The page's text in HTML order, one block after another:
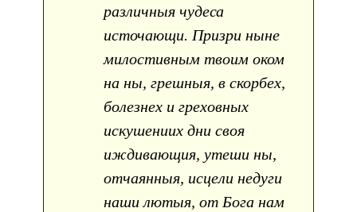
различныя чудеса
источающи. Призри ныне
милостивным твоим оком
на ны, грешныя, в скорбех,
болезнех и греховных
искушениих дни своя
иждивающия, утеши ны,
отчаянныя, исцели недуги
наши лютыя, от Бога нам